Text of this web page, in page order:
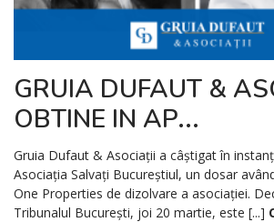
GRUIA DUFAUT &
OBTINE IN AP...
Gruia Dufaut & Asociații a câștigat în
Asociația Salvați Bucureștiul, un dosar
One Properties de dizolvare a asociației.
Tribunalul București, joi 20 martie, este [...]